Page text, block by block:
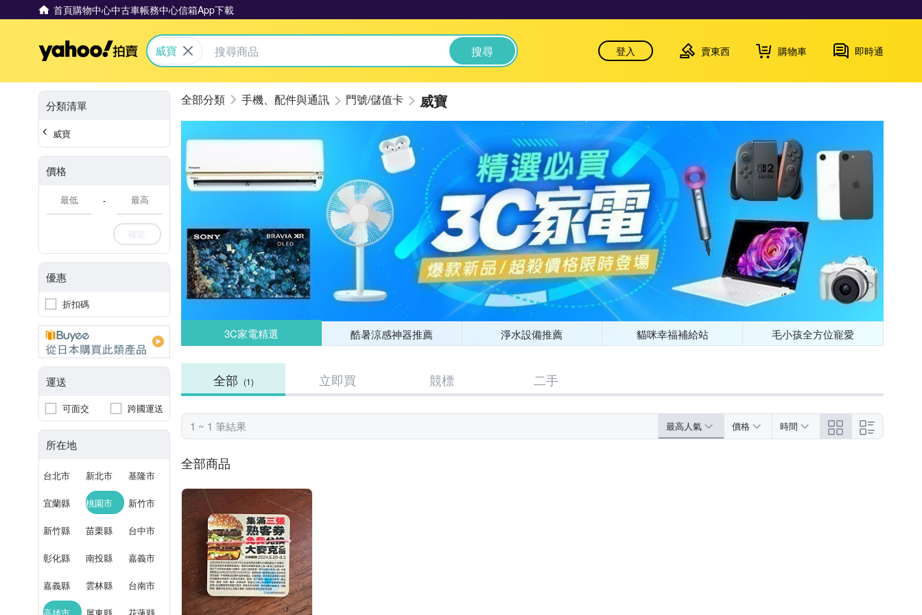
首頁購物中心中古車帳務中心信箱App下載
Yahoo拍賣
威寶 搜尋 登入 賣東西 購物車 即時通
分類清單
威寶
價格
-
確定
優惠
折扣碼
運送
可面交 跨國運送
所在地
台北市 新北市 基隆市
宜蘭縣 桃園市 新竹市
新竹縣 苗栗縣 台中市
彰化縣 南投縣 嘉義市
嘉義縣 雲林縣 台南市
手機、配件與通訊 門號/儲值卡 威寶
3C家電精選 酷暑涼感神器推薦 淨水設備推薦 貓咪幸福補給站 毛小孩全方位寵愛
全部 (1) 立即買 競標 二手
1 ~ 1 筆結果 最高人氣 價格 時間
全部商品